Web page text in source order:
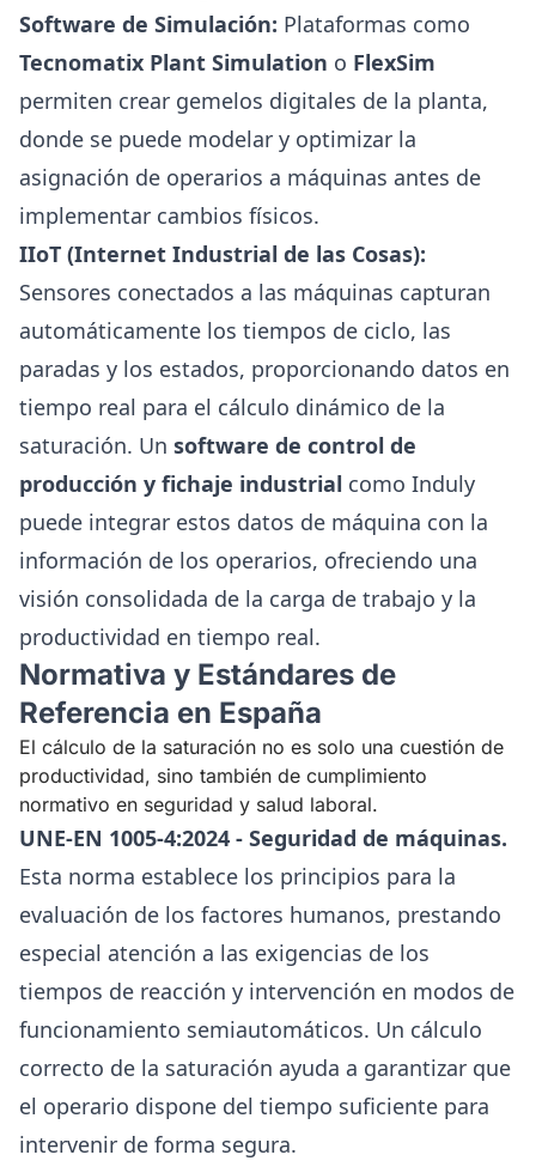
Software de Simulación: Plataformas como
Tecnomatix Plant Simulation o FlexSim
permiten crear gemelos digitales de la planta,
donde se puede modelar y optimizar la
asignación de operarios a máquinas antes de
implementar cambios físicos.
IIoT (Internet Industrial de las Cosas):
Sensores conectados a las máquinas capturan
automáticamente los tiempos de ciclo, las
paradas y los estados, proporcionando datos en
tiempo real para el cálculo dinámico de la
saturación. Un software de control de
producción y fichaje industrial como Induly
puede integrar estos datos de máquina con la
información de los operarios, ofreciendo una
visión consolidada de la carga de trabajo y la
productividad en tiempo real.
Normativa y Estándares de
Referencia en España
El cálculo de la saturación no es solo una cuestión de
productividad, sino también de cumplimiento
normativo en seguridad y salud laboral.
UNE-EN 1005-4:2024 - Seguridad de máquinas.
Esta norma establece los principios para la
evaluación de los factores humanos, prestando
especial atención a las exigencias de los
tiempos de reacción y intervención en modos de
funcionamiento semiautomáticos. Un cálculo
correcto de la saturación ayuda a garantizar que
el operario dispone del tiempo suficiente para
intervenir de forma segura.